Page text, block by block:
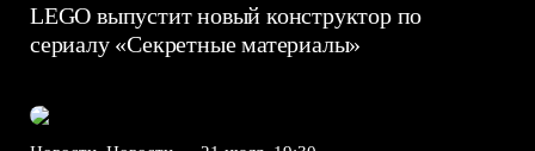
LEGO выпустит новый конструктор по
сериалу «Секретные материалы»